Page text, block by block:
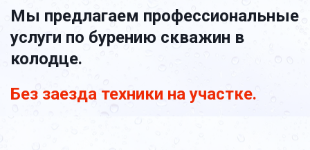
Мы предлагаем профессиональные
услуги по бурению скважин в
колодце.
Без заезда техники на участке.